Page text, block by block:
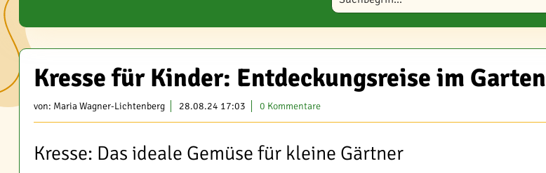
Kresse für Kinder: Entdeckungsreise im Garten
von: Maria Wagner-Lichtenberg 28.08.24 17:03 0 Kommentare
Kresse: Das ideale Gemüse für kleine Gärtner